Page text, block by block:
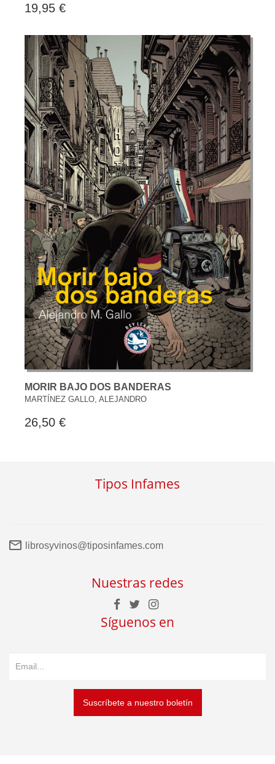
19,95 €
MORIR BAJO DOS BANDERAS
MARTÍNEZ GALLO, ALEJANDRO
26,50 €
Tipos Infames
librosyvinos@tiposinfames.com
Nuestras redes
Síguenos en
Suscríbete a nuestro boletín